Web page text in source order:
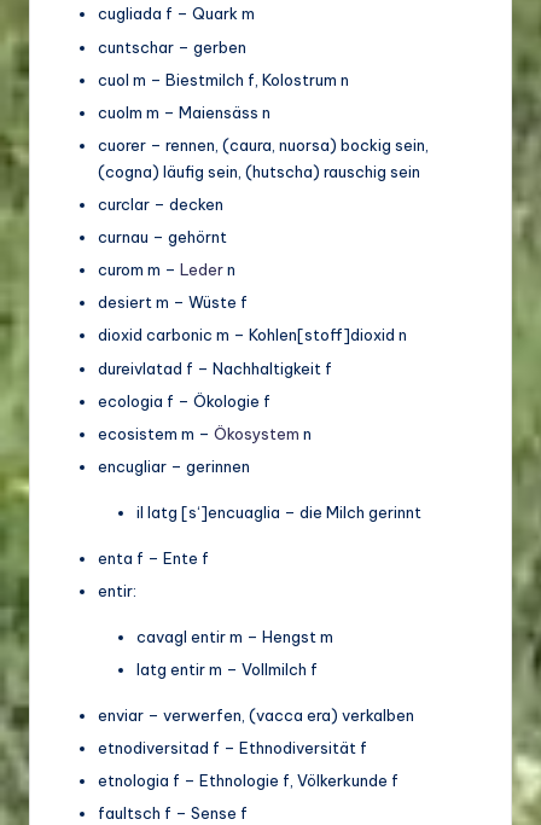
cugliada f – Quark m
cuntschar – gerben
cuol m – Biestmilch f, Kolostrum n
cuolm m – Maiensäss n
cuorer – rennen, (caura, nuorsa) bockig sein,
(cogna) läufig sein, (hutscha) rauschig sein
curclar – decken
curnau – gehörnt
curom m – Ledern
desiert m – Wüste f
dioxid carbonic m – Kohlen[stoff]dioxid n
dureivlatad f – Nachhaltigkeit f
ecologia f – Ökologie f
ecosistem m – Ökosystem n
encugliar – gerinnen
il latg [s‘]encuaglia – die Milch gerinnt
enta f – Ente f
entir:
cavagl entir m – Hengst m
latg entir m – Vollmilch f
enviar – verwerfen, (vacca era) verkalben
etnodiversitad f – Ethnodiversität f
etnologia f – Ethnologie f, Völkerkunde f
faultsch f – Sense f